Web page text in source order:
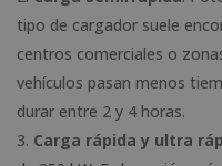
tipo de cargador suele
centros comerciales o
vehículos pasan menos
durar entre 2 y 4 horas.
Carga rápida y ultra